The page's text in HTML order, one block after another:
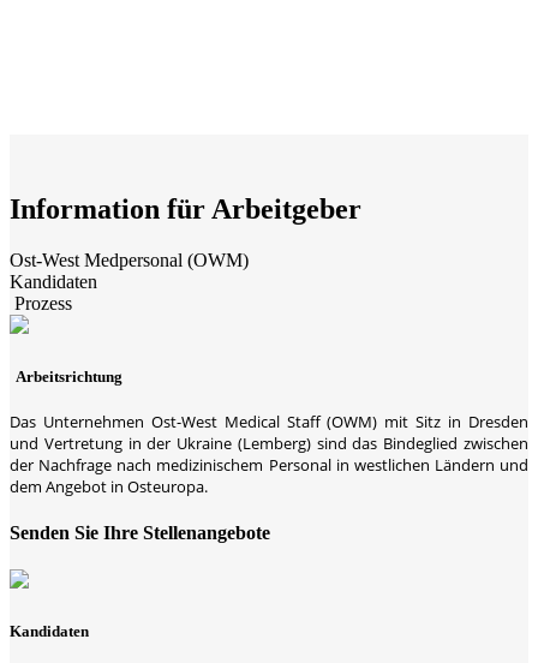
Information für Arbeitgeber
Ost-West Medpersonal (OWM)
Kandidaten
​ Prozess
Arbeitsrichtung
Das Unternehmen Ost-West Medical Staff (OWM) mit Sitz in Dresden
und Vertretung in der Ukraine (Lemberg) sind das Bindeglied zwischen
der Nachfrage nach medizinischem Personal in westlichen Ländern und
dem Angebot in Osteuropa.
Senden Sie Ihre Stellenangebote
Kandidaten